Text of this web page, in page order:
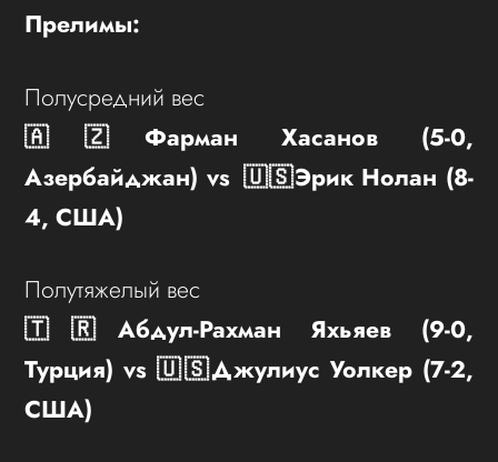
Прелимы:
Полусредний вес
🇦🇿Фарман Хасанов (5-0,
Азербайджан) vs 🇺🇸Эрик Нолан (8-
4, США)
Полутяжелый вес
🇹🇷Абдул-Рахман Яхьяев (9-0,
Турция) vs 🇺🇸Джулиус Уолкер (7-2,
США)